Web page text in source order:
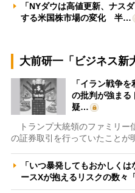
「NYダウは高値更新、ナス
する米国株市場の変化 半…
大前研一「ビジネス新
「イラン戦争
の批判が強まる
疑…
トランプ大統領のファミリー
の証券取引を行っていたことが
「いつ暴発してもおかしく
ースXが抱えるリスクの数々